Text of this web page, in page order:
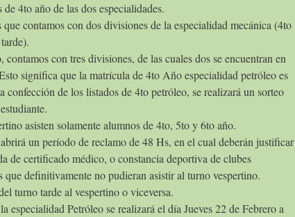
4to año de las dos especialidades.
contamos con dos divisiones de la especialidad mecánica (4to
con tres divisiones, de las cuales dos se encuentran en
significa que la matrícula de 4to Año especialidad petróleo es
de los listados de 4to petróleo, se realizará un sorteo
asisten solamente alumnos de 4to, 5to y 6to año.
un período de reclamo de 48 Hs, en el cual deberán justificar
de certificado médico, o constancia deportiva de clubes
que definitivamente no pudieran asistir al turno vespertino.
turno tarde al vespertino o viceversa.
especialidad Petróleo se realizará el día Jueves 22 de Febrero a